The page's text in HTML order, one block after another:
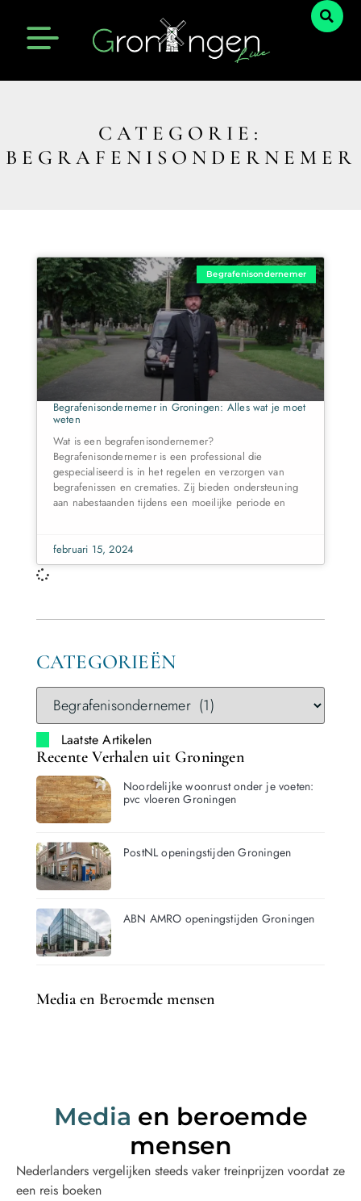
CATEGORIE:
BEGRAFENISONDERNEMER
CATEGORIEËN
Laatste Artikelen
Recente Verhalen uit Groningen
Noordelijke woonrust onder je voeten:
pvc vloeren Groningen
PostNL openingstijden Groningen
ABN AMRO openingstijden Groningen
Media en Beroemde mensen
Begrafenisondernemer
Begrafenisondernemer in Groningen: Alles wat je moet
weten
Wat is een begrafenisondernemer?
Begrafenisondernemer is een professional die
gespecialiseerd is in het regelen en verzorgen van
begrafenissen en crematies. Zij bieden ondersteuning
aan nabestaanden tijdens een moeilijke periode en
februari 15, 2024
Media en beroemde
mensen
Nederlanders vergelijken steeds vaker treinprijzen voordat ze
een reis boeken